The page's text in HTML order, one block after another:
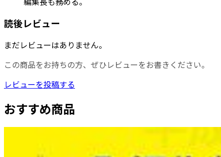
読後レビュー
まだレビューはありません。
この商品をお持ちの方、ぜひレビューをお書きください。
レビューを投稿する
おすすめ商品